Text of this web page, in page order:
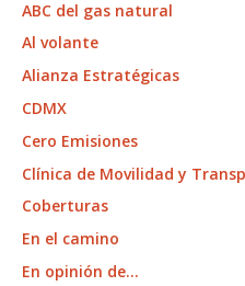
ABC del gas natural
Al volante
Alianza Estratégicas
CDMX
Cero Emisiones
Clínica de Movilidad y
Coberturas
En el camino
En opinión de…